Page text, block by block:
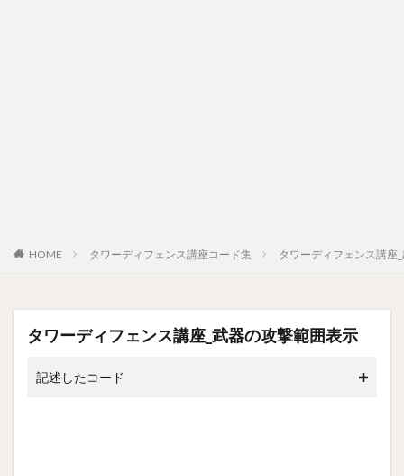
HOME タワーディフェンス講座コード集 タワーディフェンス講座
タワーディフェンス講座_武器の攻撃範囲表示
記述したコード